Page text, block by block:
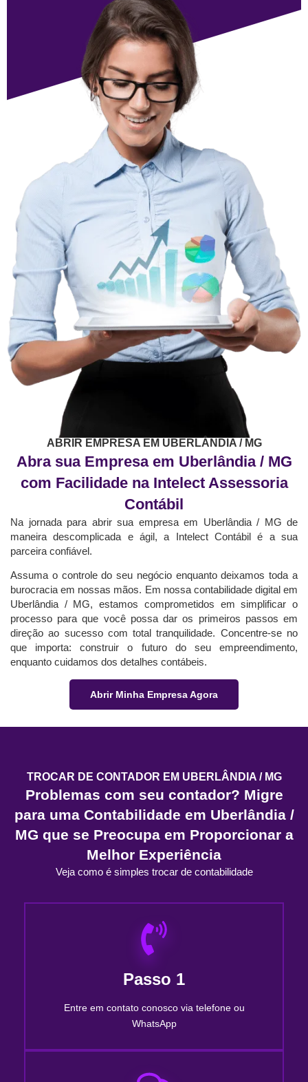
ABRIR EMPRESA EM UBERLÂNDIA / MG
Abra sua Empresa em Uberlândia / MG
com Facilidade na Intelect Assessoria
Contábil
Na jornada para abrir sua empresa em Uberlândia / MG de
maneira descomplicada e ágil, a Intelect Contábil é a sua
parceira confiável.
Assuma o controle do seu negócio enquanto deixamos toda a
burocracia em nossas mãos. Em nossa contabilidade digital em
Uberlândia / MG, estamos comprometidos em simplificar o
processo para que você possa dar os primeiros passos em
direção ao sucesso com total tranquilidade. Concentre-se no
que importa: construir o futuro do seu empreendimento,
enquanto cuidamos dos detalhes contábeis.
Abrir Minha Empresa Agora
TROCAR DE CONTADOR EM UBERLÂNDIA / MG
Problemas com seu contador? Migre
para uma Contabilidade em Uberlândia /
MG que se Preocupa em Proporcionar a
Melhor Experiência
Veja como é simples trocar de contabilidade
Passo 1
Entre em contato conosco via telefone ou
WhatsApp